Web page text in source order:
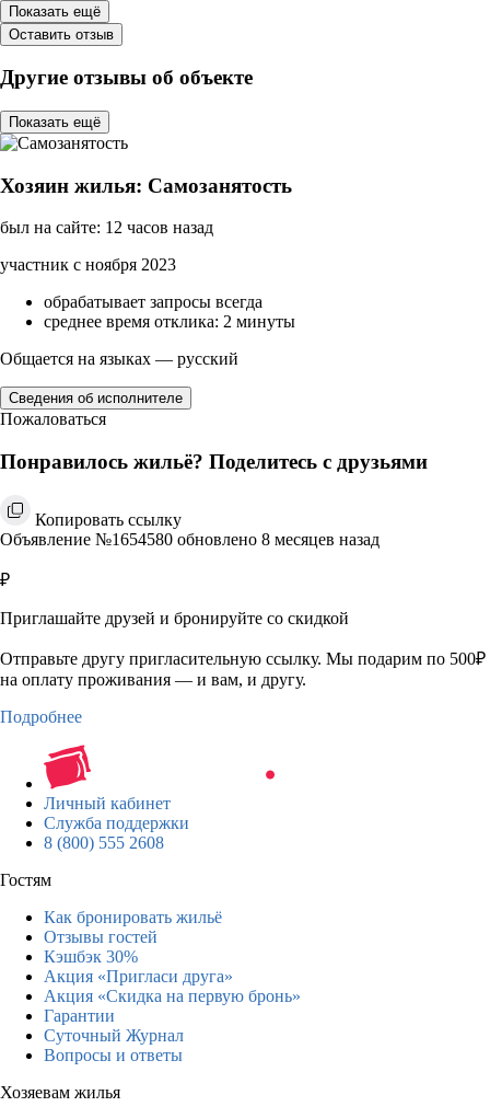
Показать ещё
Оставить отзыв
Другие отзывы об объекте
Показать ещё
Хозяин жилья: Самозанятость
был на сайте: 12 часов назад
участник с ноября 2023
обрабатывает запросы всегда
среднее время отклика: 2 минуты
Общается на языках — русский
Сведения об исполнителе
Пожаловаться
Понравилось жильё? Поделитесь с друзьями
Копировать ссылку
Объявление №1654580 обновлено 8 месяцев назад
₽
Приглашайте друзей и бронируйте со скидкой
Отправьте другу пригласительную ссылку. Мы подарим по 500₽
на оплату проживания — и вам, и другу.
Подробнее
Личный кабинет
Служба поддержки
8 (800) 555 2608
Гостям
Как бронировать жильё
Отзывы гостей
Кэшбэк 30%
Акция «Пригласи друга»
Акция «Скидка на первую бронь»
Гарантии
Суточный Журнал
Вопросы и ответы
Хозяевам жилья